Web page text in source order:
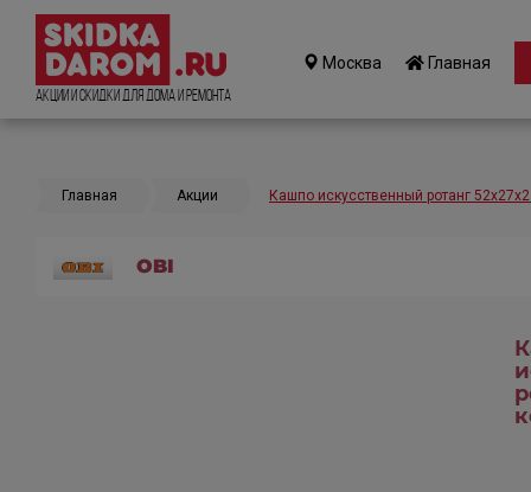
Акции и Скидки для дома и ремонта
Москва Главная
Главная Акции Кашпо искусственный ротанг
OBI